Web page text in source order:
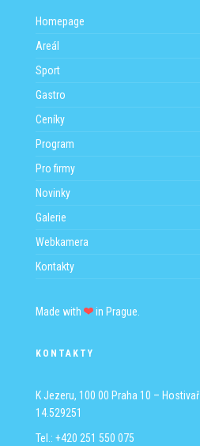
Homepage
Areál
Sport
Gastro
Ceníky
Program
Pro firmy
Novinky
Galerie
Webkamera
Kontakty
Made with in Prague.
KONTAKTY
K Jezeru, 100 00 Praha 10 – Hostivař
14.529251
Tel.: +420 251 550 075